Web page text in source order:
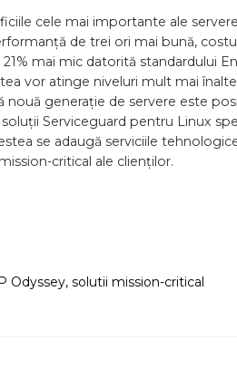
cele mai importante ale
de trei ori mai bună,
mai mic datorită standardului
vor atinge niveluri mult mai
nouă generație de servere este
Serviceguard pentru Linux
se adaugă serviciile
critical ale clienților.
Odyssey, solutii mission-critical